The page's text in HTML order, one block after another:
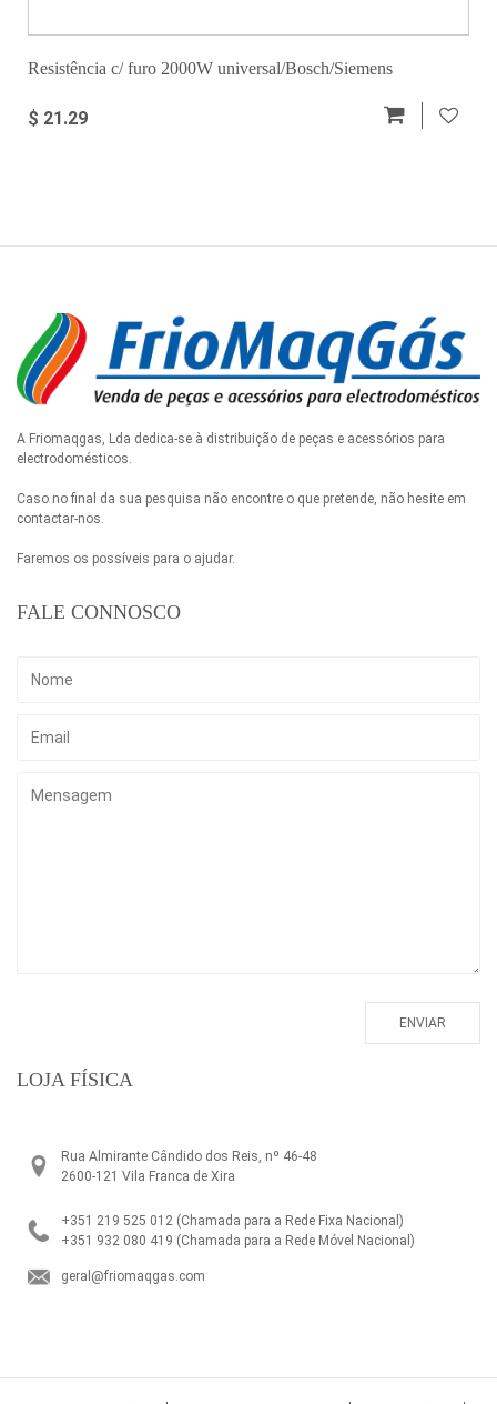
Resistência c/ furo 2000W universal/Bosch/Siemens
$ 21.29
A Friomaqgas, Lda dedica-se à distribuição de peças e acessórios para
electrodomésticos.
Caso no final da sua pesquisa não encontre o que pretende, não hesite em
contactar-nos.
Faremos os possíveis para o ajudar.
FALE CONNOSCO
LOJA FÍSICA
Rua Almirante Cândido dos Reis, nº 46-48
2600-121 Vila Franca de Xira
+351 219 525 012 (Chamada para a Rede Fixa Nacional)
+351 932 080 419 (Chamada para a Rede Móvel Nacional)
geral@friomaqgas.com